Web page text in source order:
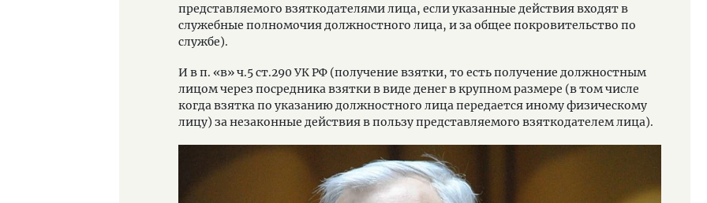
представляемого взяткодателями лица, если указанные действия входят в
служебные полномочия должностного лица, и за общее покровительство по
службе).
И в п. «в» ч.5 ст.290 УК РФ (получение взятки, то есть получение должностным
лицом через посредника взятки в виде денег в крупном размере (в том числе
когда взятка по указанию должностного лица передается иному физическому
лицу) за незаконные действия в пользу представляемого взяткодателем лица).